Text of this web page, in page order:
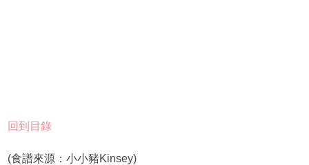
回到目錄
(食譜來源：小小豬Kinsey)